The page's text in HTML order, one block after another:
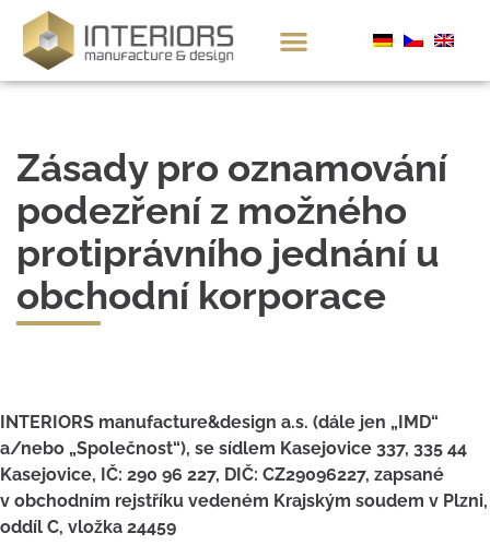
Zásady pro oznamování
podezření z možného
protiprávního jednání u
obchodní korporace
INTERIORS manufacture&design a.s. (dále jen „IMD“
a/nebo „Společnost“), se sídlem Kasejovice 337, 335 44
Kasejovice, IČ: 290 96 227, DIČ: CZ29096227, zapsané
v obchodním rejstříku vedeném Krajským soudem v Plzni,
oddíl C, vložka 24459